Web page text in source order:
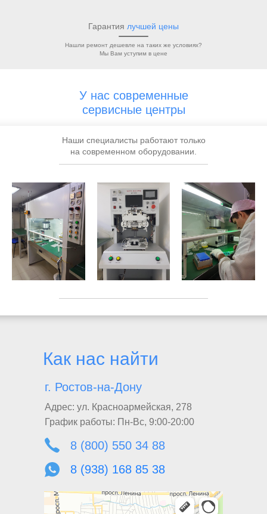
Нашли ремонт дешевле на таких же условиях?
Мы Вам уступим в цене
Гарантия лучшей цены
У нас современные
сервисные центры
Наши специалисты работают только
на современном оборудовании.
Как нас найти
г. Ростов-на-Дону
8 (800) 550 34 88
8 (938) 168 85 38
Адрес: ул. Красноармейская, 278
График работы: Пн-Вс, 9:00-20:00